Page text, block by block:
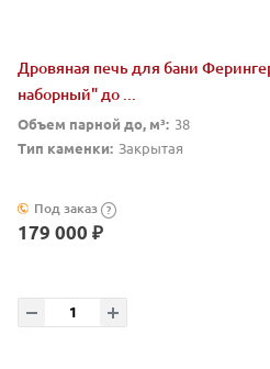
Дровяная печь для бани
наборный" до ...
Объем парной до, м³: 38
Тип каменки: Закрытая
Под заказ ?
179 000 ₽